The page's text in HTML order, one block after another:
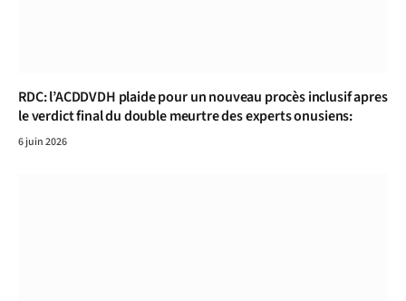
RDC: l’ACDDVDH plaide pour un nouveau procès inclusif apres
le verdict final du double meurtre des experts onusiens:
6 juin 2026